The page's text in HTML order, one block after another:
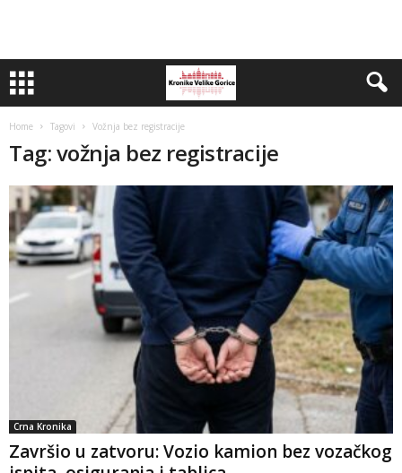
Home Tagovi Vožnja bez registracije
Tag: vožnja bez registracije
Crna Kronika
Završio u zatvoru: Vozio kamion bez vozačkog